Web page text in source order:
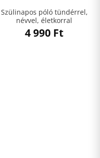
Szülinapos póló tündérrel,
névvel, életkorral
4 990 Ft